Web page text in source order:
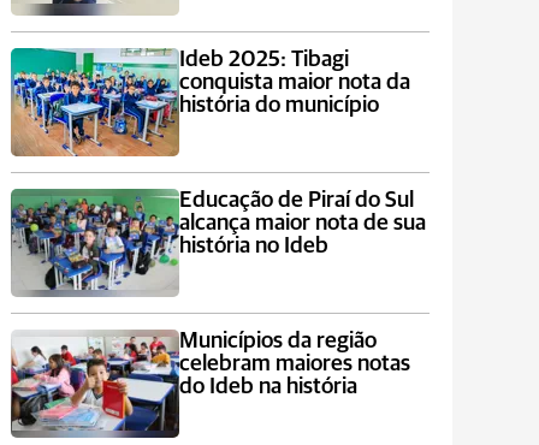
Ideb 2025: Tibagi
conquista maior nota da
história do município
Educação de Piraí do Sul
alcança maior nota de sua
história no Ideb
Municípios da região
celebram maiores notas
do Ideb na história